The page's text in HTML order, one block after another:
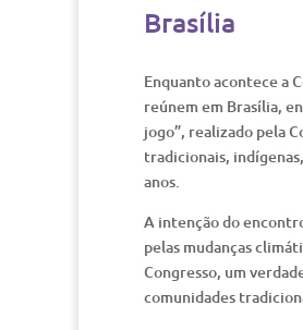
Brasília
Enquanto acontece a
reúnem em Brasília,
jogo”, realizado pela
tradicionais,
anos.
A intenção do
pelas mudanças
Congresso, um
comunidades